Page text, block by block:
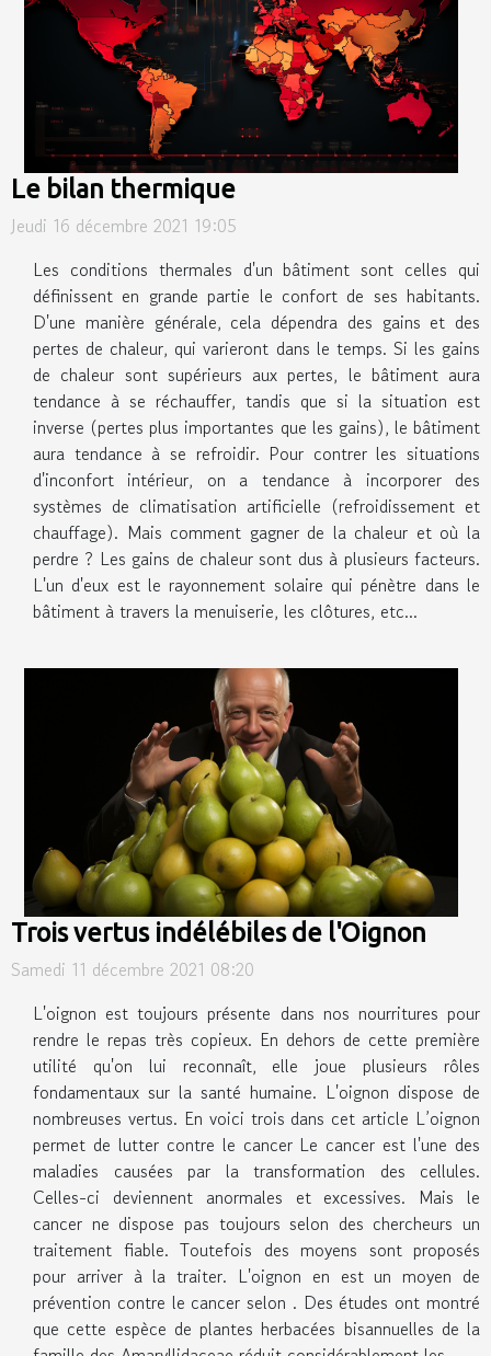
Le bilan thermique
Jeudi 16 décembre 2021 19:05
Les conditions thermales d'un bâtiment sont celles qui
définissent en grande partie le confort de ses habitants.
D'une manière générale, cela dépendra des gains et des
pertes de chaleur, qui varieront dans le temps. Si les gains
de chaleur sont supérieurs aux pertes, le bâtiment aura
tendance à se réchauffer, tandis que si la situation est
inverse (pertes plus importantes que les gains), le bâtiment
aura tendance à se refroidir. Pour contrer les situations
d'inconfort intérieur, on a tendance à incorporer des
systèmes de climatisation artificielle (refroidissement et
chauffage). Mais comment gagner de la chaleur et où la
perdre ? Les gains de chaleur sont dus à plusieurs facteurs.
L'un d'eux est le rayonnement solaire qui pénètre dans le
bâtiment à travers la menuiserie, les clôtures, etc...
Trois vertus indélébiles de l'Oignon
Samedi 11 décembre 2021 08:20
L'oignon est toujours présente dans nos nourritures pour
rendre le repas très copieux. En dehors de cette première
utilité qu'on lui reconnaît, elle joue plusieurs rôles
fondamentaux sur la santé humaine. L'oignon dispose de
nombreuses vertus. En voici trois dans cet article L’oignon
permet de lutter contre le cancer Le cancer est l'une des
maladies causées par la transformation des cellules.
Celles-ci deviennent anormales et excessives. Mais le
cancer ne dispose pas toujours selon des chercheurs un
traitement fiable. Toutefois des moyens sont proposés
pour arriver à la traiter. L'oignon en est un moyen de
prévention contre le cancer selon . Des études ont montré
que cette espèce de plantes herbacées bisannuelles de la